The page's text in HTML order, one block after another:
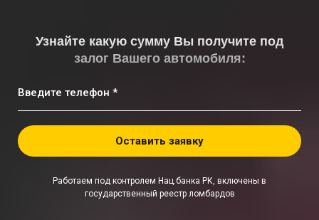
Узнайте какую сумму Вы получите под
залог Вашего автомобиля:
Введите телефон *
Оставить заявку
Работаем под контролем Нац.банка РК, включены в
государственный реестр ломбардов